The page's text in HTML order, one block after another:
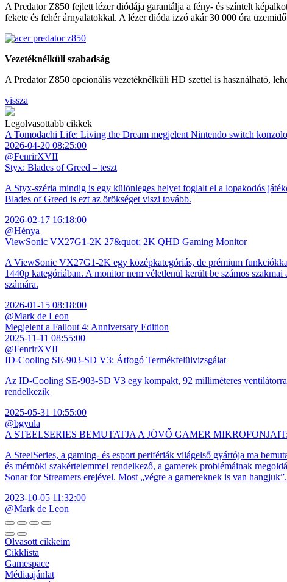
A Predator Z850 fejlett lézer diódája garantálja a fény- és színtelt
fekete és fehér árnyalatokkal. A lézer dióda izzó akár 30 000 óra
Vezetéknélküli szabadság
A Predator Z850 opcionális vezetéknélküli HD szettel is használható,
vissza
Legolvasottabb cikkek
A Tomodachi Life: Living the Dream megjelent Nintendo switch
2026-04-20 08:25:00
@FenrirXVII
Styx: Blades of Greed – teszt
A Styx-széria mindig is egy különleges helyet foglalt el a lopakodós
Blades of Greed is ezt az örökséget viszi tovább.
2026-02-17 16:18:00
@Hénya
ViewSonic VX27G1-2K 27&quot; 2K QHD Gaming Monitor
A ViewSonic VX27G1-2K egy középkategóriás, de prémium
1440p kategóriában. A monitor nem véletlenül került be számos
számára.
2026-01-15 08:18:00
@Mark de Leon
Megjelent a Fallout 4: Anniversary Edition
2025-11-11 08:55:00
@FenrirXVII
ID-Cooling SE-903-SD V3: Átfogó Termékfelülvizsgálat
Az ID-Cooling SE-903-SD V3 egy kompakt, 92 milliméteres
rendelkezik
2025-05-31 10:55:00
@bgyula
A STEELSERIES BEMUTATJA A JÖVŐ GAMER
A SteelSeries, a gaming- és esport perifériák világelső gyártója ma
és mérnöki szakértelemmel rendelkező, a gamerek problémáinak
Sonar for Streamers erejével. Most „végre a gamereknek is van hangjuk”.
2023-10-05 11:32:00
@Mark de Leon
Olvasott cikkeim
Cikklista
Gamespace
Médiaajánlat